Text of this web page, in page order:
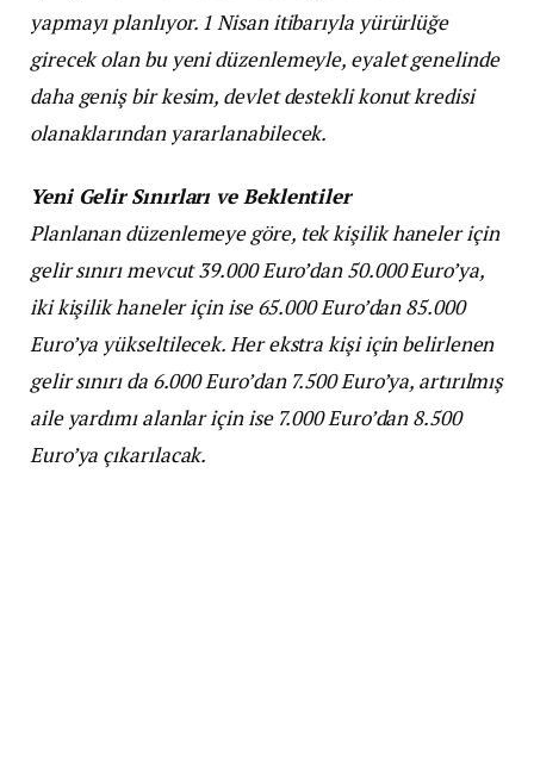
yapmayı planlıyor. 1 Nisan itibarıyla yürürlüğe
girecek olan bu yeni düzenlemeyle, eyalet genelinde
daha geniş bir kesim, devlet destekli konut kredisi
olanaklarından yararlanabilecek.
Yeni Gelir Sınırları ve Beklentiler
Planlanan düzenlemeye göre, tek kişilik haneler için
gelir sınırı mevcut 39.000 Euro’dan 50.000 Euro’ya,
iki kişilik haneler için ise 65.000 Euro’dan 85.000
Euro’ya yükseltilecek. Her ekstra kişi için belirlenen
gelir sınırı da 6.000 Euro’dan 7.500 Euro’ya, artırılmış
aile yardımı alanlar için ise 7.000 Euro’dan 8.500
Euro’ya çıkarılacak.